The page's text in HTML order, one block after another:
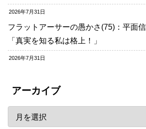
2026年7月31日
フラットアーサーの愚かさ(75)：平面
「真実を知る私は格上！」
2026年7月31日
アーカイブ